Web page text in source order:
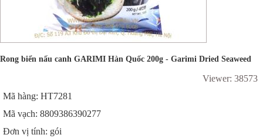
Rong biển nấu canh GARIMI Hàn Quốc 200g - Garimi Dried Seaweed
Viewer: 38573
Mã hàng: HT7281
Mã vạch: 8809386390277
Đơn vị tính: gói